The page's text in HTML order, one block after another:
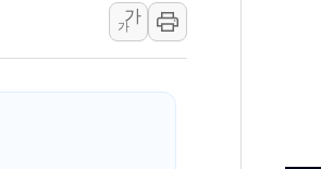
음 100년 밑거름…수도권 집중 완화 전환점"
산 2차 회의' 주재… "전폭적 공급 확대·속도전
가
가